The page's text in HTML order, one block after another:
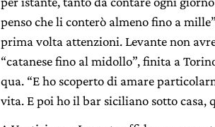
penso che li conterò almeno fino a
prima volta attenzioni. Levante non
“catanese fino al midollo”, finita a
qua. “E ho scoperto di amare
vita. E poi ho il bar siciliano sotto casa,